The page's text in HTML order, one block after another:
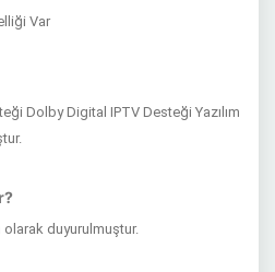
Var
Dolby Digital IPTV Desteği Yazılım
duyurulmuştur.